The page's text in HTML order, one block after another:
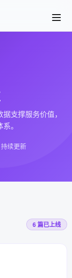
支撑服务价值，
。
续更新
6 篇已上线